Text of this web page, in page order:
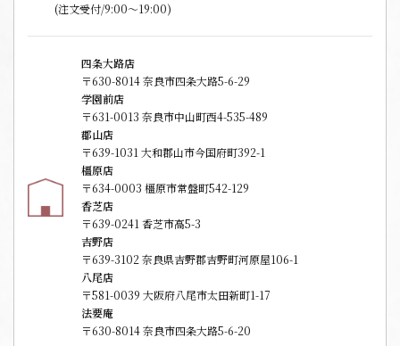
(注文受付/9:00～19:00)
四条大路店
〒630-8014 奈良市四条大路5-6-29
学園前店
〒631-0013 奈良市中山町西4-535-489
郡山店
〒639-1031 大和郡山市今国府町392-1
橿原店
〒634-0003 橿原市常盤町542-129
香芝店
〒639-0241 香芝市高5-3
吉野店
〒639-3102 奈良県吉野郡吉野町河原屋106-1
八尾店
〒581-0039 大阪府八尾市太田新町1-17
法要庵
〒630-8014 奈良市四条大路5-6-20